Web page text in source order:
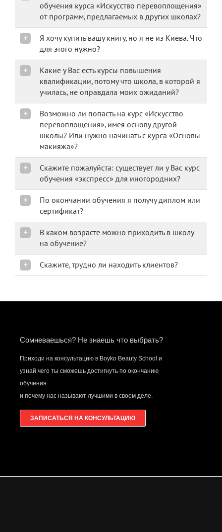
обучения курса «Искусство перевоплощения»
от программ, предлагаемых в других школах?
Я хочу купить вашу книгу, но я не из Киева. Что
для этого нужно?
Какие у Вас есть курсы повышения
квалификации, потому что школа, в которой я
училась, не оправдала моих ожиданий?
Возможно ли попасть на курс «Искусство
перевоплощения», имея основу другой
школы? Или нужно начинать с курса «Основы
макияжа»?
Скажите пожалуйста: существует ли у Вас курс
обучения «экспресс» для иногородних?
По окончании обучения я получу диплом или
сертификат?
В каком возрасте можно приходить в школу
на обучение?
Скажите, трудно ли находить клиентов?
Сомневаешься? Не знаешь что выбрать?
Приходи на консультацию в Boyko Beauty School и
узнай чего ты сможешь достигнуть по окончанию
обучения
и почему нас называют лучшими в своем деле.
ЗАПИСАТЬСЯ НА КОНСУЛЬТАЦИЮ